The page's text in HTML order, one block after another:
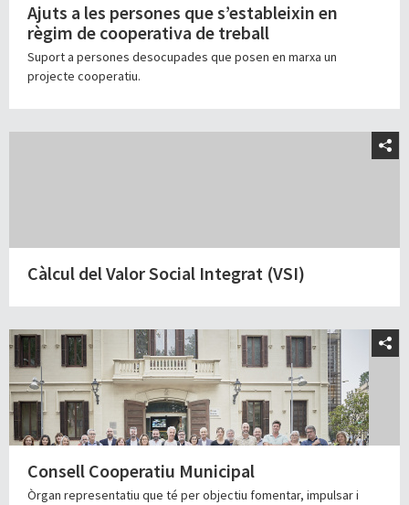
Ajuts a les persones que s’estableixin en
règim de cooperativa de treball
Suport a persones desocupades que posen en marxa un
projecte cooperatiu.
Càlcul del Valor Social Integrat (VSI)
Consell Cooperatiu Municipal
Òrgan representatiu que té per objectiu fomentar, impulsar i